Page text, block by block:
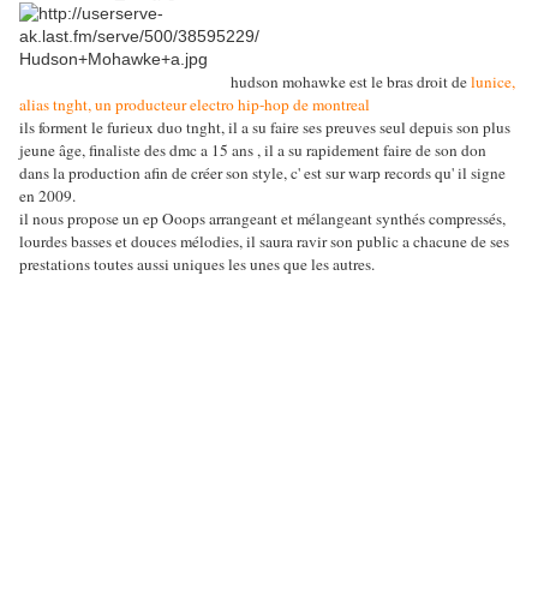
hudson mohawke est le bras droit delunice,
alias tnght, un producteur electro hip-hop de montreal
ils forment le furieux duo tnght, il a su faire ses preuves seul depuis son plus
jeune âge, finaliste des dmc a 15 ans , il a su rapidement faire de son don
dans la production afin de créer son style, c' est sur warp records qu' il signe
en 2009.
il nous propose un ep Ooops arrangeant et mélangeant synthés compressés,
lourdes basses et douces mélodies, il saura ravir son public a chacune de ses
prestations toutes aussi uniques les unes que les autres.